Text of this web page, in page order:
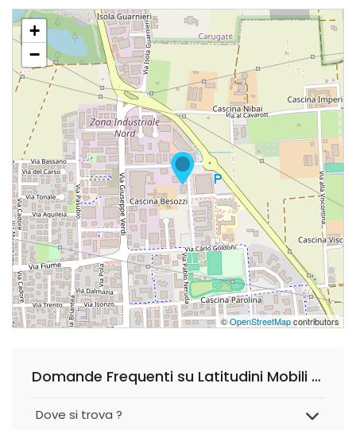
+
−
©OpenStreetMapcontributors
Domande Frequenti su Latitudini Mobili S.r.l.
Dove si trova ?